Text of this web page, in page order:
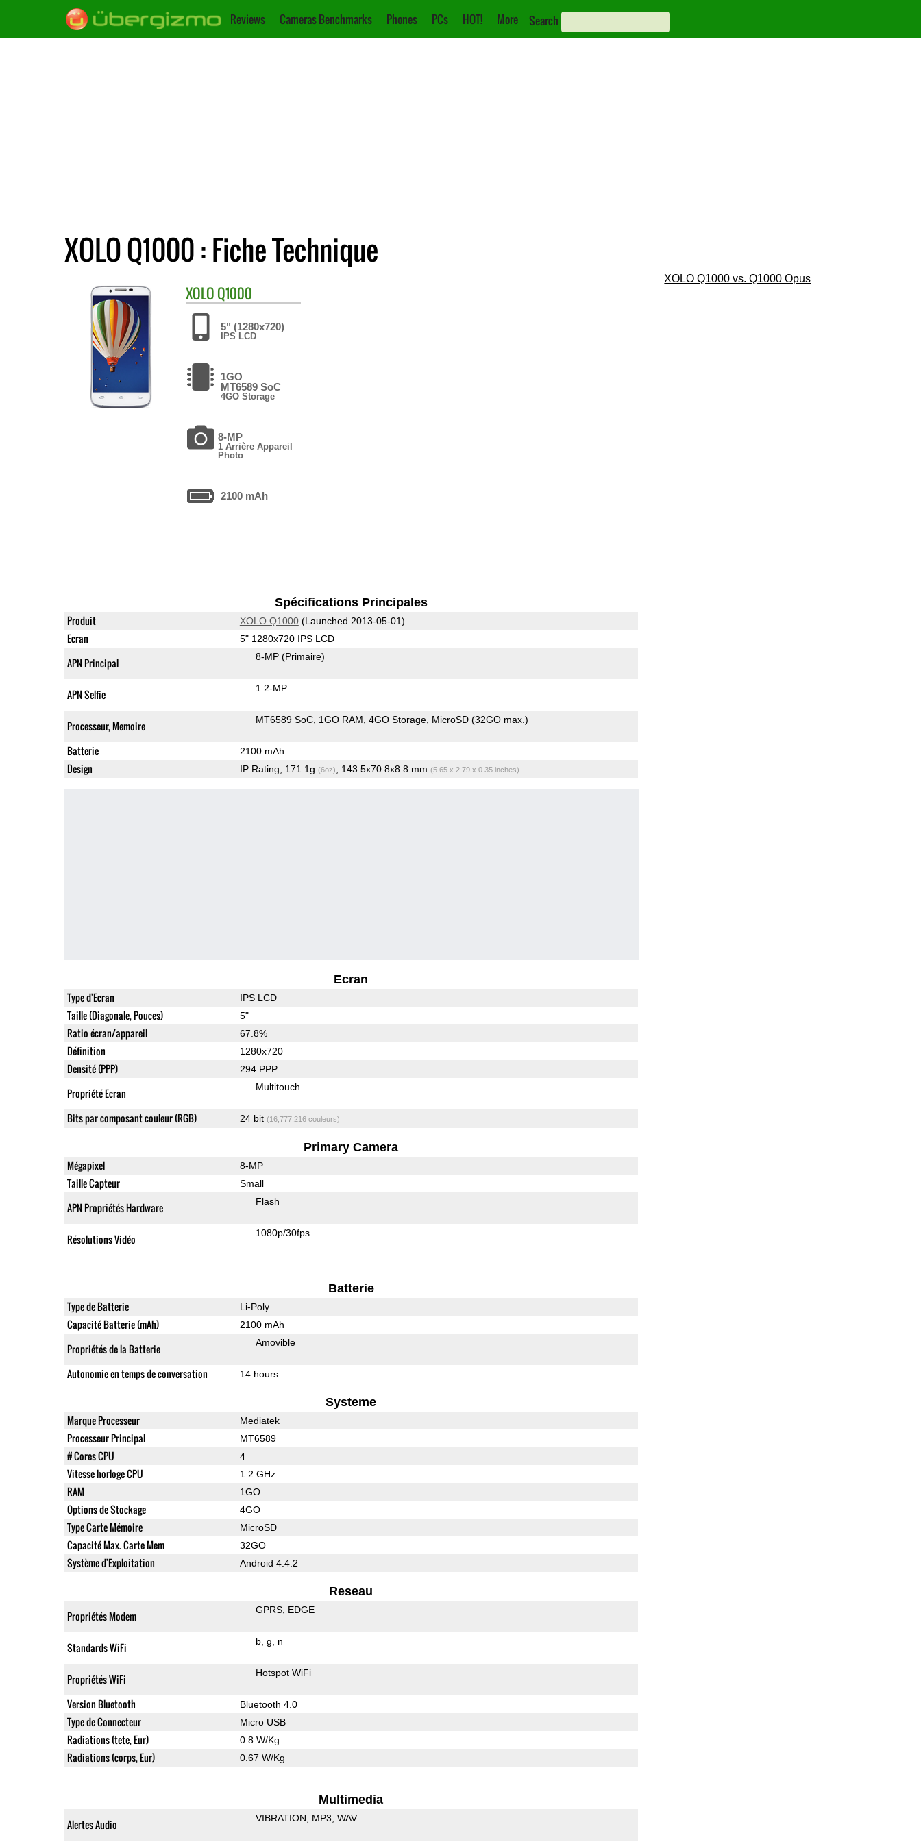
Reviews Cameras Benchmarks Phones PCs HOT! More Search
XOLO Q1000 : Fiche Technique
XOLO Q1000
5" (1280x720)
IPS LCD
1GO
MT6589 SoC
4GO Storage
8-MP
1 Arrière Appareil
Photo
2100 mAh
Spécifications Principales
Produit XOLO Q1000(Launched 2013-05-01)
Ecran 5" 1280x720 IPS LCD
APN Principal 8-MP (Primaire)
APN Selfie 1.2-MP
Processeur, Memoire MT6589 SoC 1GO RAM 4GO Storage MicroSD (32GO max.)
Batterie 2100 mAh
Design IP Rating, 171.1g (6oz) , 143.5x70.8x8.8 mm (5.65 x 2.79 x 0.35 inches)
Ecran
Type d'Ecran IPS LCD
Taille (Diagonale, Pouces) 5"
Ratio écran/appareil 67.8%
Définition 1280x720
Densité (PPP) 294 PPP
Propriété Ecran Multitouch
Bits par composant couleur (RGB) 24 bit (16,777,216 couleurs)
Primary Camera
Mégapixel 8-MP
Taille Capteur Small
APN Propriétés Hardware Flash
Résolutions Vidéo 1080p/30fps
Batterie
Type de Batterie Li-Poly
Capacité Batterie (mAh) 2100 mAh
Propriétés de la Batterie Amovible
Autonomie en temps de conversation 14 hours
Systeme
Marque Processeur Mediatek
Processeur Principal MT6589
# Cores CPU 4
Vitesse horloge CPU 1.2 GHz
RAM 1GO
Options de Stockage 4GO
Type Carte Mémoire MicroSD
Capacité Max. Carte Mem 32GO
Système d'Exploitation Android 4.4.2
Reseau
Propriétés Modem GPRS EDGE
Standards WiFi b g n
Propriétés WiFi Hotspot WiFi
Version Bluetooth Bluetooth 4.0
Type de Connecteur Micro USB
Radiations (tete, Eur) 0.8 W/Kg
Radiations (corps, Eur) 0.67 W/Kg
Multimedia
Alertes Audio VIBRATION MP3 WAV
XOLO Q1000 vs. Q1000 Opus